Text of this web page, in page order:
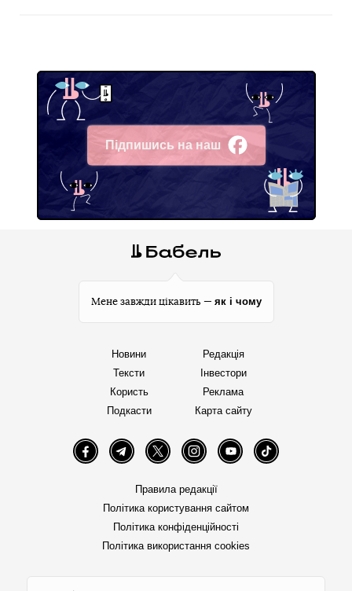
Підпишись на наш
Facebook
Мене завжди цікавить — як і чому
Новини
Тексти
Користь
Подкасти
Редакція
Інвестори
Реклама
Карта сайту
FacebookTelegramTwitter InstagramYouTube TikTok
Правила редакції
Політика користування сайтом
Політика конфіденційності
Політика використання cookies